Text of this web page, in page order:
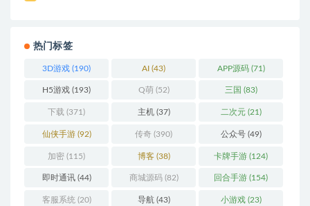
热门标签
3D游戏 (190) AI (43) APP源码(71)
H5游戏 (193) Q萌 (52) 三国 (83)
下载 (371) 主机(37) 二次元(21)
仙侠手游(92) 传奇 (390) 公众号(49)
加密 (115) 博客(38) 卡牌手游 (124)
即时通讯(44) 商城源码(82) 回合手游 (154)
客服系统 (20) 导航(43) 小游戏(23)